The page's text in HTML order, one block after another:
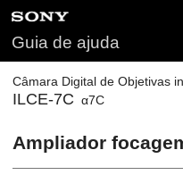
Guia de ajuda
Câmara Digital de Objetivas
ILCE-7C α7C
Ampliador